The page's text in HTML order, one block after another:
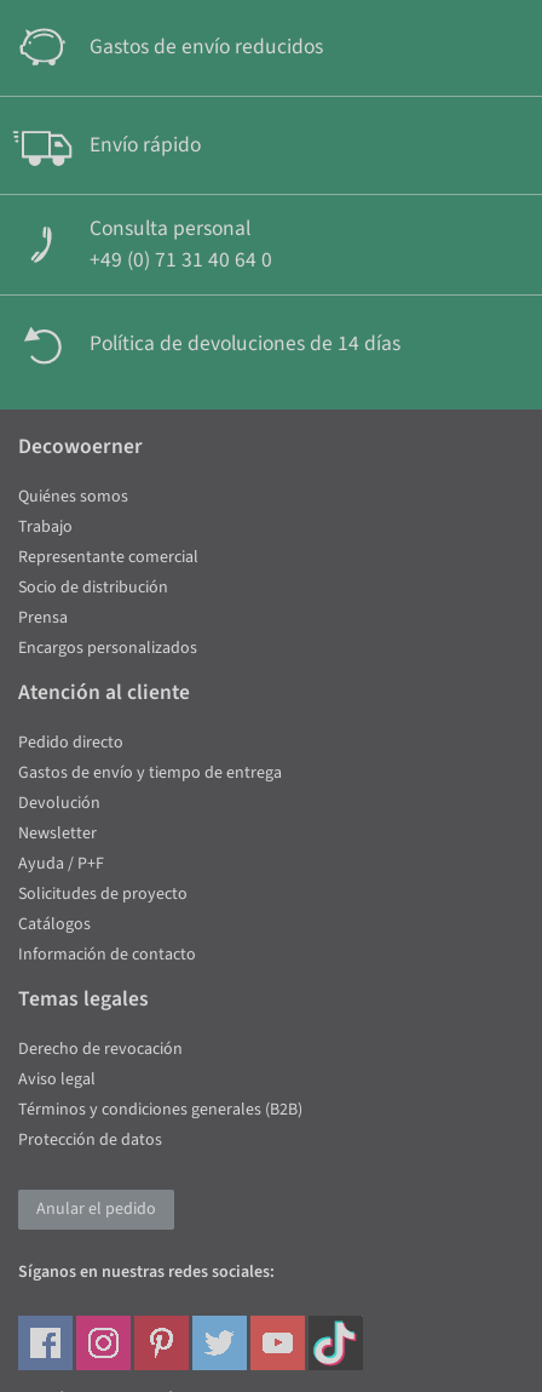
Gastos de envío reducidos
Envío rápido
Consulta personal
+49 (0) 71 31 40 64 0
Política de devoluciones de 14 días
Decowoerner
Quiénes somos
Trabajo
Representante comercial
Socio de distribución
Prensa
Encargos personalizados
Atención al cliente
Pedido directo
Gastos de envío y tiempo de entrega
Devolución
Newsletter
Ayuda / P+F
Solicitudes de proyecto
Catálogos
Información de contacto
Temas legales
Derecho de revocación
Aviso legal
Términos y condiciones generales (B2B)
Protección de datos
Anular el pedido
Síganos en nuestras redes sociales: